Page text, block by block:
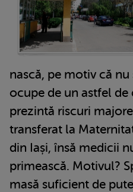
nască, pe motiv că
ocupe de un astfel
prezintă riscuri
transferat la
din Iași, însă medicii
primească. Motivul?
masă suficient de